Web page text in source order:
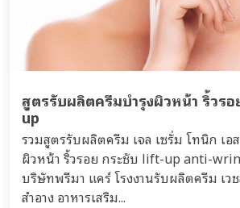
สูตรรับผลิตครีมบำรุงผิวหน้า ริ้วร
up
รวมสูตรรับผลิตครีม เจล เซรั่ม โทนิก เอ
ผิวหน้า ริ้วรอย กระชับ lift-up anti-
บริษัทพรีมา แคร์ โรงงานรับผลิตครีม เวช
สำอาง อาหารเสริม...